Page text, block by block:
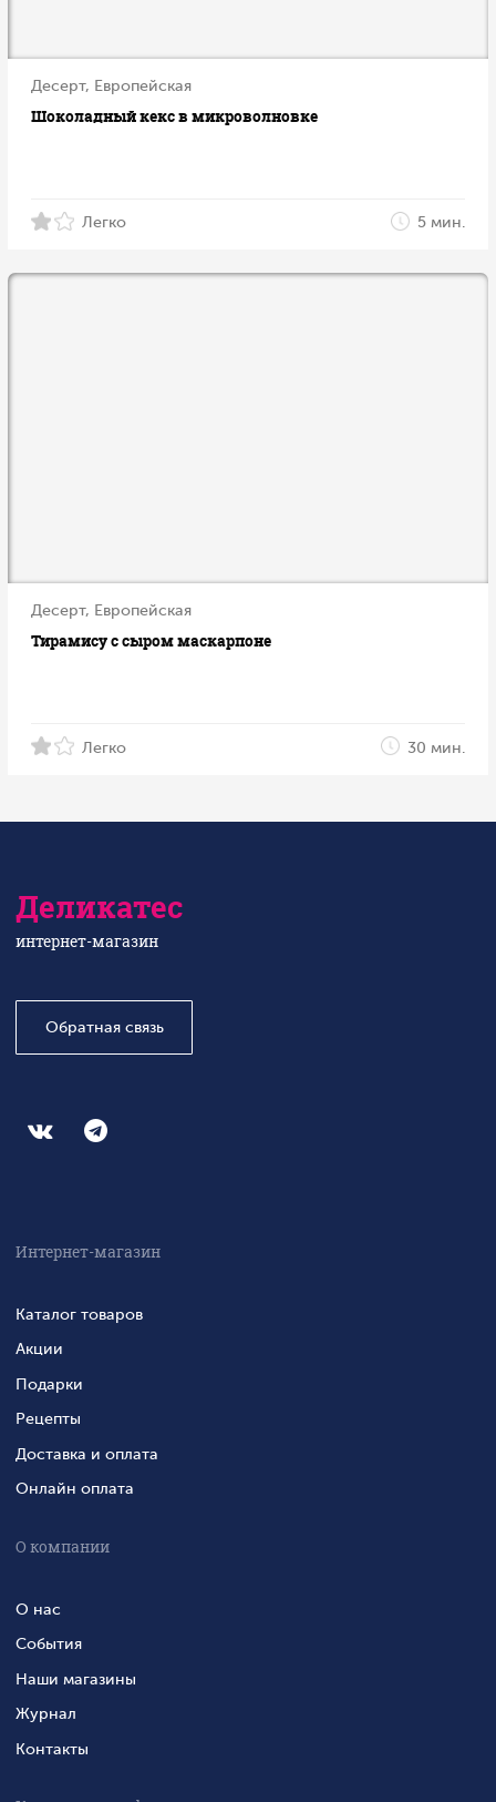
Десерт, Европейская
Шоколадный кекс в микроволновке
Легко 5 мин.
Десерт, Европейская
Тирамису с сыром маскарпоне
Легко 30 мин.
Деликатес
интернет-магазин
Обратная связь
Интернет-магазин
Каталог товаров
Акции
Подарки
Рецепты
Доставка и оплата
Онлайн оплата
О компании
О нас
События
Наши магазины
Журнал
Контакты